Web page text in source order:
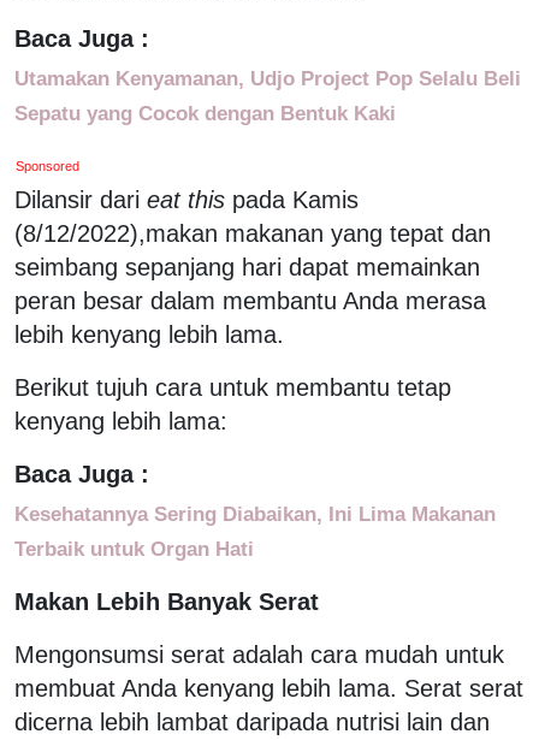
Baca Juga :
Utamakan Kenyamanan, Udjo Project Pop Selalu Beli
Sepatu yang Cocok dengan Bentuk Kaki
Sponsored
Dilansir dari eat this pada Kamis
(8/12/2022),makan makanan yang tepat dan
seimbang sepanjang hari dapat memainkan
peran besar dalam membantu Anda merasa
lebih kenyang lebih lama.
Berikut tujuh cara untuk membantu tetap
kenyang lebih lama:
Baca Juga :
Kesehatannya Sering Diabaikan, Ini Lima Makanan
Terbaik untuk Organ Hati
Makan Lebih Banyak Serat
Mengonsumsi serat adalah cara mudah untuk
membuat Anda kenyang lebih lama. Serat serat
dicerna lebih lambat daripada nutrisi lain dan